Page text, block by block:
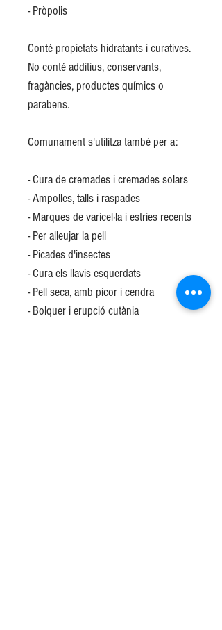
- Pròpolis
Conté propietats hidratants i curatives.
No conté additius, conservants,
fragàncies, productes químics o
parabens.
Comunament s'utilitza també per a:
- Cura de cremades i cremades solars
- Ampolles, talls i raspades
- Marques de varicel·la i estries recents
- Per alleujar la pell
- Picades d'insectes
- Cura els llavis esquerdats
- Pell seca, amb picor i cendra
- Bolquer i erupció cutània